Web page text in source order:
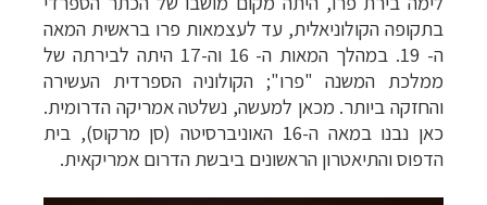
בתקופה הקולוניאלית, עד לעצמאות פרו בראשית המאה
ה- 19. במהלך המאות ה- 16 וה-17
היתה לבירתה של
ממלכת המשנה "פרו"; הקולוניה הספרדית העשירה
והחזקה ביותר. מכאן למעשה, נשלטה אמריקה הדרומית.
כאן נבנו במאה ה-16 האוניברסיטה (סן
מרקוס), בית
הדפוס והתיאטרון הראשונים ביבשת הדרום אמריקאית.